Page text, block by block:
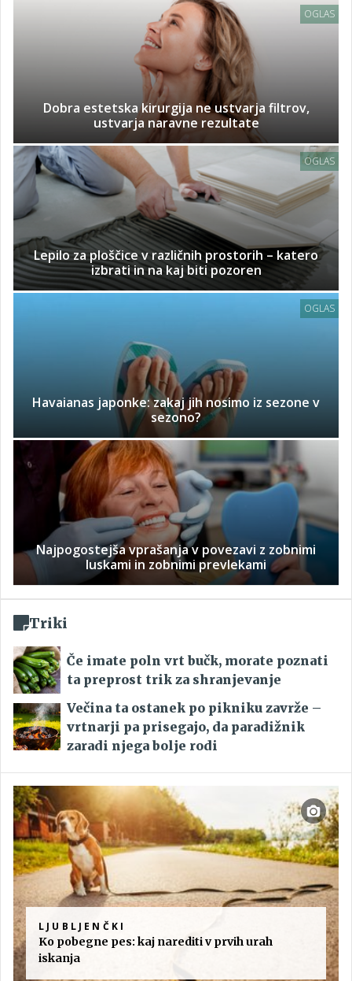
OGLAS
Dobra estetska kirurgija ne ustvarja filtrov,
ustvarja naravne rezultate
OGLAS
Lepilo za ploščice v različnih prostorih – katero
izbrati in na kaj biti pozoren
OGLAS
Havaianas japonke: zakaj jih nosimo iz sezone v
sezono?
Najpogostejša vprašanja v povezavi z zobnimi
luskami in zobnimi prevlekami
Triki
Če imate poln vrt bučk, morate poznati
ta preprost trik za shranjevanje
Večina ta ostanek po pikniku zavrže –
vrtnarji pa prisegajo, da paradižnik
zaradi njega bolje rodi
LJUBLJENČKI
Ko pobegne pes: kaj narediti v prvih urah
iskanja